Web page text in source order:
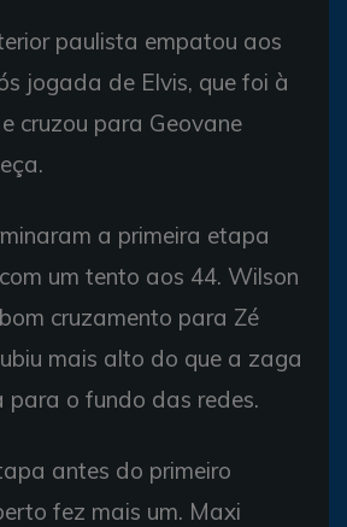
paulista empatou aos
jogada de Elvis, que foi à
cruzou para Geovane
a primeira etapa
um tento aos 44. Wilson
cruzamento para Zé
mais alto do que a zaga
para o fundo das redes.
antes do primeiro
fez mais um. Maxi